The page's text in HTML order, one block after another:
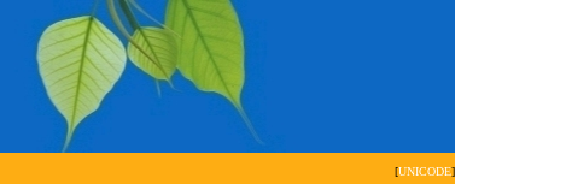
[UNICODE]